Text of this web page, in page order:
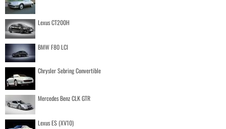
Lexus CT200H
BMW F80 LCI
Chrysler Sebring Convertible
Mercedes Benz CLK GTR
Lexus ES (XV10)